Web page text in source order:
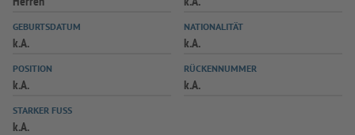
GEBURTSDATUM
k.A.
NATIONALITÄT
k.A.
POSITION
k.A.
RÜCKENNUMMER
k.A.
STARKER FUSS
k.A.